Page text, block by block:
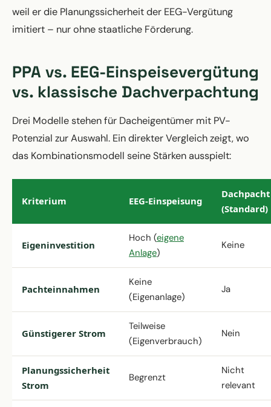
weil er die Planungssicherheit der EEG-Vergütung
imitiert – nur ohne staatliche Förderung.
PPA vs. EEG-Einspeisevergütung
vs. klassische Dachverpachtung
Drei Modelle stehen für Dacheigentümer mit PV-
Potenzial zur Auswahl. Ein direkter Vergleich zeigt, wo
das Kombinationsmodell seine Stärken ausspielt:
Kriterium EEG-Einspeisung
Dachpacht
(Standard)
Eigeninvestition
Hoch (eigene
Anlage)
Keine
Pachteinnahmen
Keine
(Eigenanlage)
Ja
Günstigerer Strom
Teilweise
(Eigenverbrauch)
Nein
Planungssicherheit
Strom
Begrenzt
Nicht
relevant